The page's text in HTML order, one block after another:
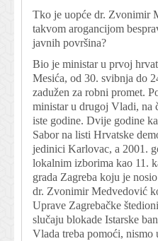
Tko je uopće dr. Zvonimir
takvom arogancijom
javnih površina?
Bio je ministar u prvoj
Mesića, od 30. svibnja do
zadužen za robni promet.
ministar u drugoj Vladi, na
iste godine. Dvije godine
Sabor na listi Hrvatske
jedinici Karlovac, a 2001.
lokalnim izborima kao 11.
grada Zagreba koju je
dr. Zvonimir Medvedović
Uprave Zagrebačke
slučaju blokade Istarske
Vlada treba pomoći, nismo